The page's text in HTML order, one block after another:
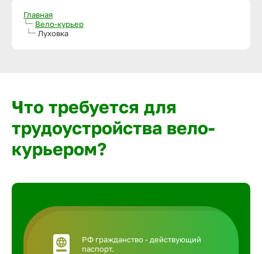
Главная
Вело-курьер
Луховка
Что требуется для
трудоустройства вело-
курьером?
РФ гражданство - действующий
паспорт.